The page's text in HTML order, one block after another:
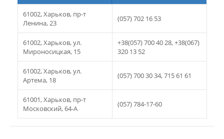
61002, Харьков, пр-т
Ленина, 23
(057) 702 16 53
61002, Харьков, ул.
Мироносицкая, 15
+38(057) 700 40 28, +38(067)
320 13 52
61002, Харьков, ул.
Артема, 18
(057) 700 30 34, 715 61 61
61001, Харьков, пр-т
Московский, 64-А
(057) 784-17-60